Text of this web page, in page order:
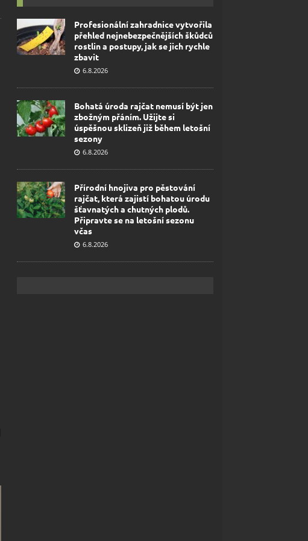
Profesionální zahradnice vytvořila
přehled nejnebezpečnějších škůdců
rostlin a postupy, jak se jich rychle
zbavit
6.8.2026
Bohatá úroda rajčat nemusí být jen
zbožným přáním. Užijte si
úspěšnou sklizeň již během letošní
sezony
6.8.2026
Přírodní hnojiva pro pěstování
rajčat, která zajistí bohatou úrodu
šťavnatých a chutných plodů.
Připravte se na letošní sezonu
včas
6.8.2026